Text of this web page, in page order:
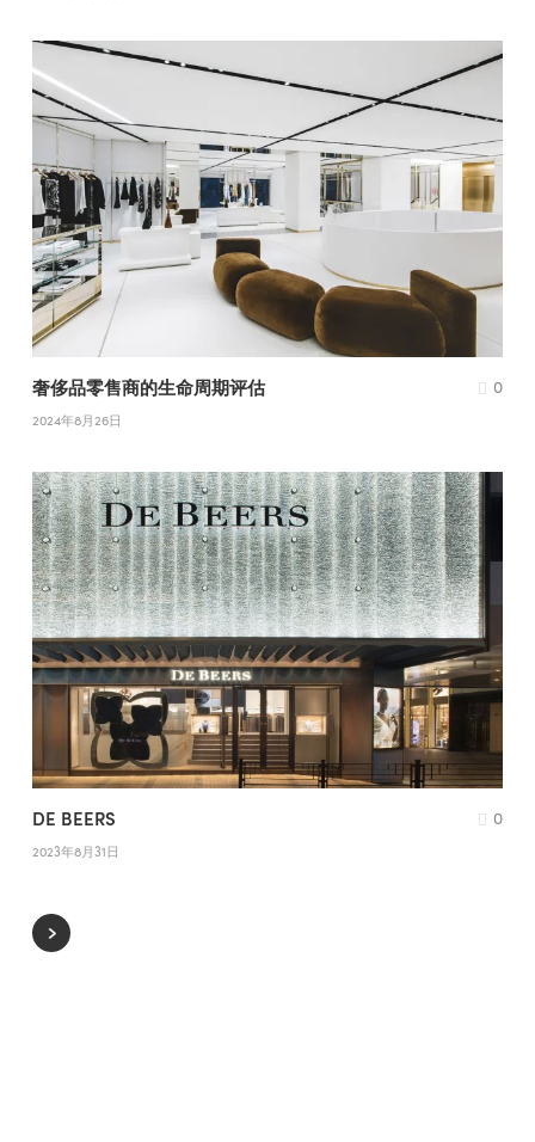
奢侈品零售商的生命周期评估
2024年8月26日
0
DE BEERS
2023年8月31日
0